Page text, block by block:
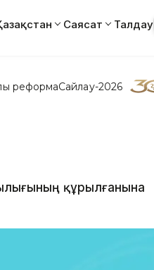
Саясат Талдау
реформаСайлау-2026
құрылғанына